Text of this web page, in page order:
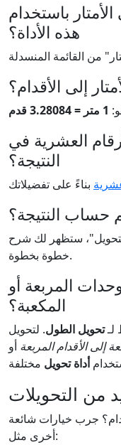
باستخدام
هذه الأداة؟
إلى الأقدام؟
1 متر = 3.28084 قدم
العشرية في
النتيجة؟
حساب النتيجة؟
ستظهر لك شرح
خطوة بخطوة.
المربعة أو
المكعبة؟
لـتحويل الطول. لتحويل
إلى الأقدام المربعة أو
أداة تحويل
من التحويلات
جرب خيارات شائعة
أخرى مثل: